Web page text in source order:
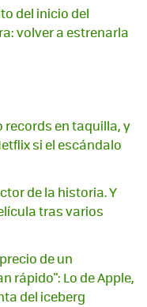
del inicio del
volver a estrenarla
records en taquilla, y
si el escándalo
de la historia. Y
tras varios
de un
rápido": Lo de Apple,
del iceberg